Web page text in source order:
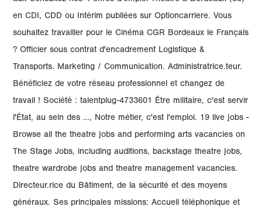
en CDI, CDD ou Intérim publiées sur Optioncarriere. Vous
souhaitez travailler pour le Cinéma CGR Bordeaux le Français
? Officier sous contrat d'encadrement Logistique &
Transports. Marketing / Communication. Administratrice.teur.
Bénéficiez de votre réseau professionnel et changez de
travail ! Société : talentplug-4733601 Être militaire, c'est servir
l'État, au sein des …, Notre métier, c'est l'emploi. 19 live jobs -
Browse all the theatre jobs and performing arts vacancies on
The Stage Jobs, including auditions, backstage theatre jobs,
theatre wardrobe jobs and theatre management vacancies.
Directeur.rice du Bâtiment, de la sécurité et des moyens
généraux. Ses principales missions: Accueil téléphonique et